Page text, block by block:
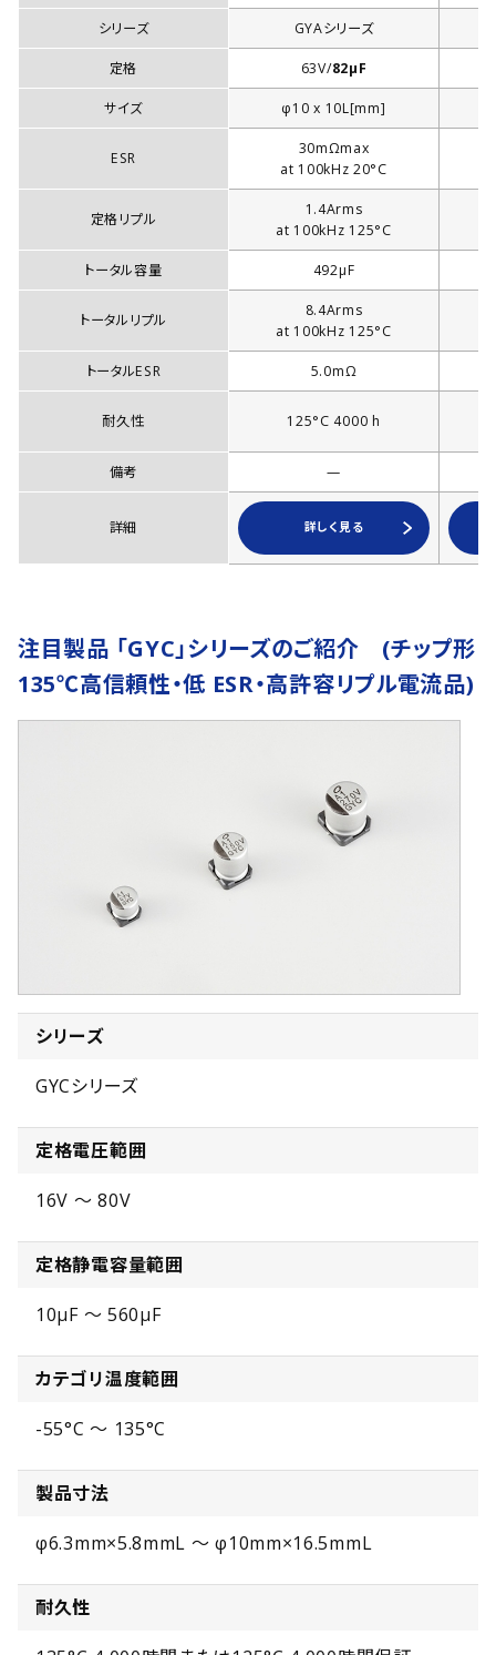
シリーズ GYAシリーズ
定格 63V/82µF
サイズ φ10 x 10L[mm]
ESR
30mΩmax
at 100kHz 20°C
定格リプル
1.4Arms
at 100kHz 125°C
トータル容量 492µF
トータルリプル
8.4Arms
at 100kHz 125°C
トータルESR 5.0mΩ
耐久性 125°C 4000 h
備考 —
詳細 詳しく見る
注目製品 「GYC」シリーズのご紹介 (チップ形
135℃高信頼性・低 ESR・高許容リプル電流品)
シリーズ
GYCシリーズ
定格電圧範囲
16V ～ 80V
定格静電容量範囲
10µF ～ 560µF
カテゴリ温度範囲
-55°C ～ 135°C
製品寸法
φ6.3mm×5.8mmL ～ φ10mm×16.5mmL
耐久性